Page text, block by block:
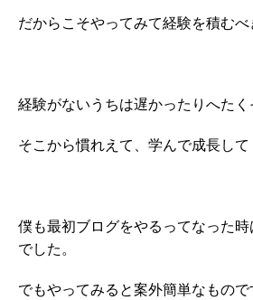
だからこそやってみて経験を積むべ
経験がないうちは遅かったりへたく
そこから慣れえて、学んで成長して
僕も最初ブログをやるってなった
でした。
でもやってみると案外簡単なもので